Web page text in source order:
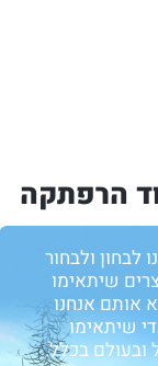
הרפתקה
ולבחור
שיתאימו
אותם אנחנו
שיתאימו
בכלל.